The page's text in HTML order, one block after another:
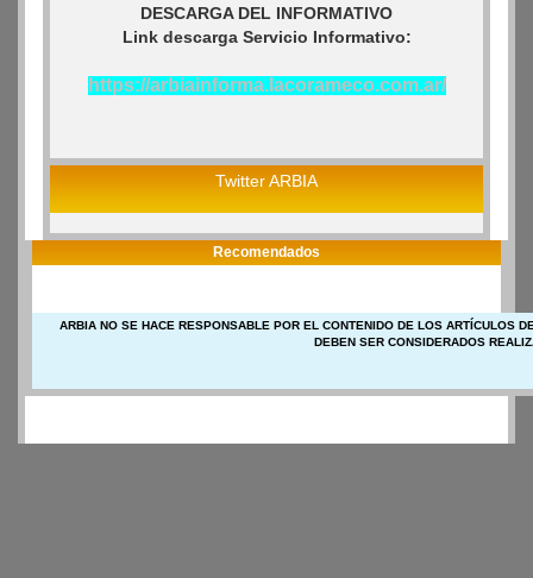
DESCARGA DEL INFORMATIVO
Link descarga Servicio Informativo:
https://arbiainforma.lacorameco.com.ar/
Twitter ARBIA
Recomendados
ARBIA NO SE HACE RESPONSABLE POR EL CONTENIDO DE LOS ARTÍCULOS
DEBEN SER CONSIDERADOS